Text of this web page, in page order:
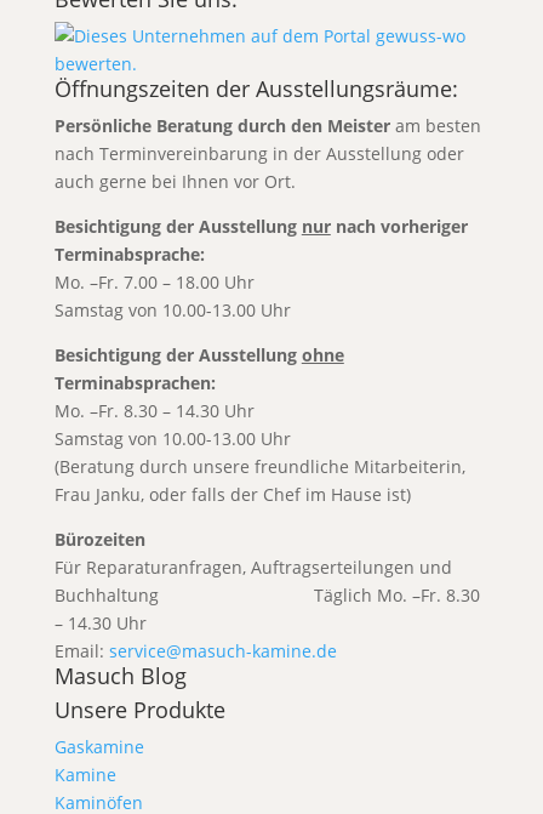
Öffnungszeiten der Ausstellungsräume:
Persönliche Beratung durch den Meister am besten
nach Terminvereinbarungin der Ausstellung oder
auch gerne bei Ihnen vor Ort.
Besichtigung der Ausstellung nurnach vorheriger
Terminabsprache:
Mo. –Fr. 7.00 – 18.00 Uhr
Samstag von 10.00-13.00 Uhr
Besichtigung der Ausstellung ohne
Terminabsprachen:
Mo. –Fr. 8.30 – 14.30 Uhr
Samstag von 10.00-13.00 Uhr
(Beratung durch unsere freundliche Mitarbeiterin,
Frau Janku, oder falls der Chef im Hause ist)
Bürozeiten
Für Reparaturanfragen, Auftragserteilungen und
Buchhaltung Täglich Mo. –Fr. 8.30
– 14.30 Uhr
Email: service@masuch-kamine.de
Masuch Blog
Unsere Produkte
Gaskamine
Kamine
Kaminöfen